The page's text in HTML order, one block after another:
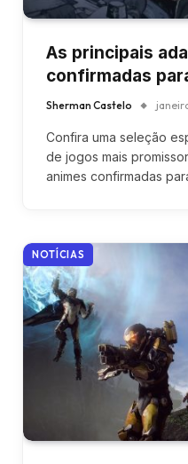
As principais
confirmadas
Sherman Castelo
Confira uma seleção
de jogos mais
animes confirmadas
NOTÍCIAS